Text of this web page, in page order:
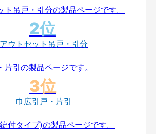
アウトセット吊戸・引分
巾広引戸・片引